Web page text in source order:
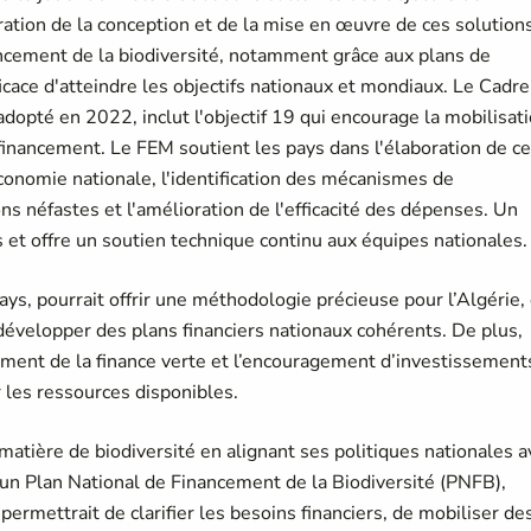
de la conception et de la mise en œuvre de ces
de la biodiversité, notamment grâce aux plans de
d'atteindre les objectifs nationaux et mondiaux. Le Cadre
en 2022, inclut l'objectif 19 qui encourage la
Le FEM soutient les pays dans l'élaboration de
nationale, l'identification des mécanismes de
néfastes et l'amélioration de l'efficacité des dépenses. Un
offre un soutien technique continu aux équipes nationales.
pourrait offrir une méthodologie précieuse pour l’Algérie,
des plans financiers nationaux cohérents. De plus,
de la finance verte et l’encouragement
ressources disponibles.
de biodiversité en alignant ses politiques nationales
Plan National de Financement de la Biodiversité (PNFB),
de clarifier les besoins financiers, de mobiliser